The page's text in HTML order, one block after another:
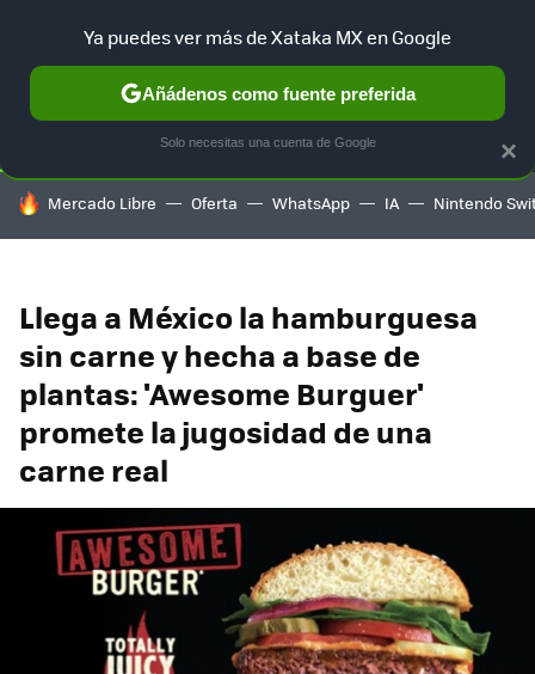
SELECCIÓN GAMING HOME AUTO TERRITORIO
HOY SE HABLA DE
Mercado Libre Oferta WhatsApp IA Nintendo
Llega a México la hamburguesa
sin carne y hecha a base de
plantas: 'Awesome Burguer'
promete la jugosidad de una
carne real
×
Ya puedes ver más de Xataka MX en Google
Añádenos como fuente preferida
Solo necesitas una cuenta de Google